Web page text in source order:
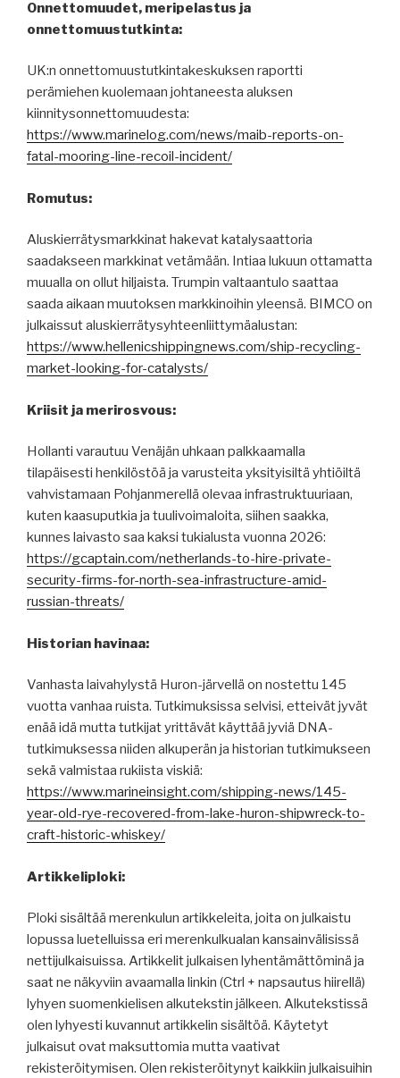
Onnettomuudet, meripelastus ja
onnettomuustutkinta:
UK:n onnettomuustutkintakeskuksen raportti
perämiehen kuolemaan johtaneesta aluksen
kiinnitysonnettomuudesta:
https://www.marinelog.com/news/maib-reports-on-
fatal-mooring-line-recoil-incident/
Romutus:
Aluskierrätysmarkkinat hakevat katalysaattoria
saadakseen markkinat vetämään. Intiaa lukuun ottamatta
muualla on ollut hiljaista. Trumpin valtaantulo saattaa
saada aikaan muutoksen markkinoihin yleensä. BIMCO on
julkaissut aluskierrätysyhteenliittymäalustan:
https://www.hellenicshippingnews.com/ship-recycling-
market-looking-for-catalysts/
Kriisit ja merirosvous:
Hollanti varautuu Venäjän uhkaan palkkaamalla
tilapäisesti henkilöstöä ja varusteita yksityisiltä yhtiöiltä
vahvistamaan Pohjanmerellä olevaa infrastruktuuriaan,
kuten kaasuputkia ja tuulivoimaloita, siihen saakka,
kunnes laivasto saa kaksi tukialusta vuonna 2026:
https://gcaptain.com/netherlands-to-hire-private-
security-firms-for-north-sea-infrastructure-amid-
russian-threats/
Historian havinaa:
Vanhasta laivahylystä Huron-järvellä on nostettu 145
vuotta vanhaa ruista. Tutkimuksissa selvisi, etteivät jyvät
enää idä mutta tutkijat yrittävät käyttää jyviä DNA-
tutkimuksessa niiden alkuperän ja historian tutkimukseen
sekä valmistaa rukiista viskiä:
https://www.marineinsight.com/shipping-news/145-
year-old-rye-recovered-from-lake-huron-shipwreck-to-
craft-historic-whiskey/
Artikkeliploki:
Ploki sisältää merenkulun artikkeleita, joita on julkaistu
lopussa luetelluissa eri merenkulkualan kansainvälisissä
nettijulkaisuissa. Artikkelit julkaisen lyhentämättöminä ja
saat ne näkyviin avaamalla linkin (Ctrl + napsautus hiirellä)
lyhyen suomenkielisen alkutekstin jälkeen. Alkutekstissä
olen lyhyesti kuvannut artikkelin sisältöä. Käytetyt
julkaisut ovat maksuttomia mutta vaativat
rekisteröitymisen. Olen rekisteröitynyt kaikkiin julkaisuihin